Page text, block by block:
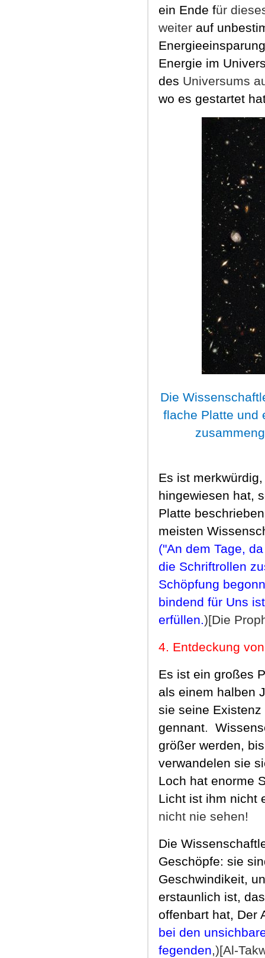
ein Ende für
weiter auf
Energie im
des Universums
wo es gestartet
Die
flache Platte und
Es ist
hingewiesen hat,
Platte
meisten
("An dem Tage,
die Schriftrollen
Schöpfung
bindend für Uns
erfüllen.)[Die
4. Entdeckung
Es ist ein großes
als einem halben
sie seine
gennant.
größer werden,
verwandelen sie
Loch hat enorme
Licht ist ihm nicht
nicht nie sehen!
Die
Geschöpfe: sie
Geschwindikeit,
erstaunlich ist,
offenbart hat, Der
bei den
fegenden,)[Al-